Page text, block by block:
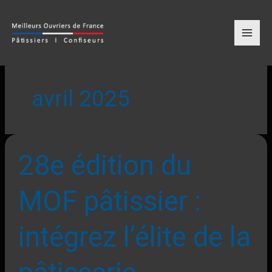
contenu
MENU
avril 2025
28e édition du
MOF pâtissier :
intégrez l’élite de la
édition
du
MOF
pâtissier
l’élite
pâtisserie